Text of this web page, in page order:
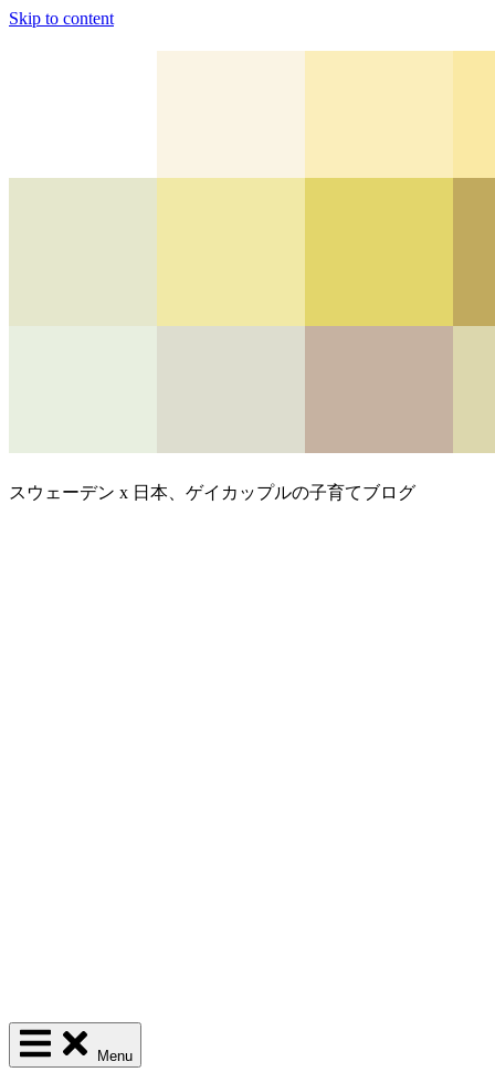
Skip to content
スウェーデン x 日本、ゲイカップルの子育てブログ
Menu